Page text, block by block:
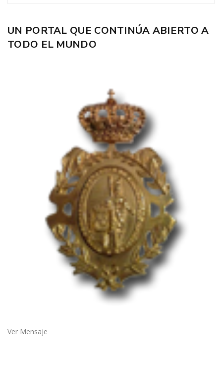
UN PORTAL QUE CONTINÚA ABIERTO A
TODO EL MUNDO
Ver Mensaje